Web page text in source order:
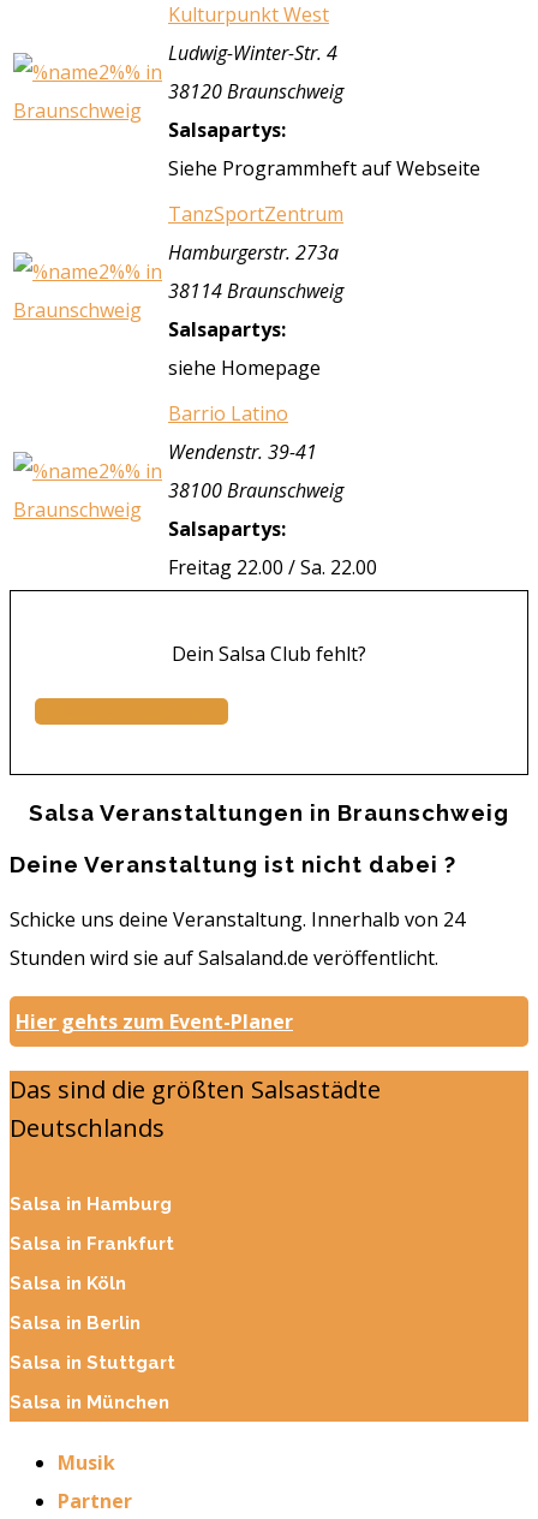
Kulturpunkt West
Ludwig-Winter-Str. 4
38120 Braunschweig
Salsapartys:
Siehe Programmheft auf Webseite
TanzSportZentrum
Hamburgerstr. 273a
38114 Braunschweig
Salsapartys:
siehe Homepage
Barrio Latino
Wendenstr. 39-41
38100 Braunschweig
Salsapartys:
Freitag 22.00 / Sa. 22.00
Dein Salsa Club fehlt?
Salsa Veranstaltungen in Braunschweig
Deine Veranstaltung ist nicht dabei ?
Schicke uns deine Veranstaltung. Innerhalb von 24
Stunden wird sie auf Salsaland.de veröffentlicht.
Hier gehts zum Event-Planer
Das sind die größten Salsastädte
Deutschlands
Salsa in Hamburg
Salsa in Frankfurt
Salsa in Köln
Salsa in Berlin
Salsa in Stuttgart
Salsa in München
Musik
Partner